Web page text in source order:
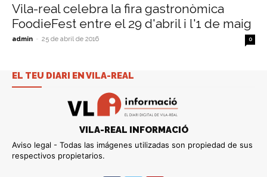
Vila-real celebra la fira gastronòmica
FoodieFest entre el 29 d'abril i l'1 de maig
admin - 25 de abril de 2016 0
EL TEU DIARI EN VILA-REAL
VILA-REAL INFORMACIÓ
Aviso legal - Todas las imágenes utilizadas son propiedad de sus
respectivos propietarios.